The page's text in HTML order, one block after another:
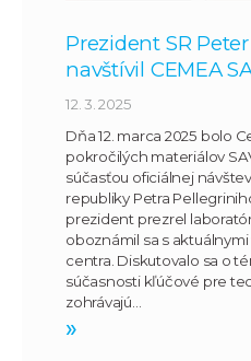
Prezident SR
navštívil CEMEA
12. 3. 2025
Dňa 12. marca 2025 bolo
pokročilých materiálov
súčasťou oficiálnej
republiky Petra
prezident prezrel
oboznámil sa s
centra. Diskutovalo sa o
súčasnosti kľúčové pre
zohrávajú…
»